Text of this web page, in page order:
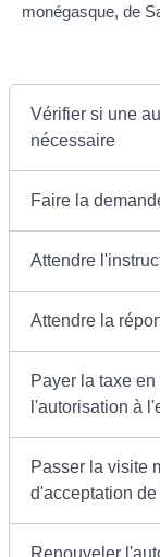
monégasque, de
Vérifier si une
nécessaire
Faire la
Attendre
Attendre la
Payer la taxe
l'autorisation à
Passer la visite
d'acceptation
Renouveler